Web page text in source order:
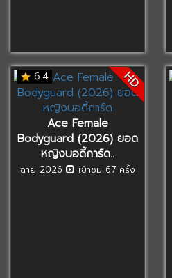
6.4 HD
Ace Female
Bodyguard (2026) ยอด
หญิงบอดี้การ์ด..
ฉาย 2026 เข้าชม 67 ครั้ง